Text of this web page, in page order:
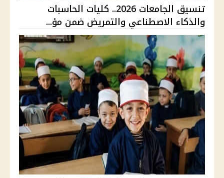
تنسيق الجامعات 2026.. كليات الحاسبات
والذكاء الاصطناعي والتمريض ضمن مؤ...